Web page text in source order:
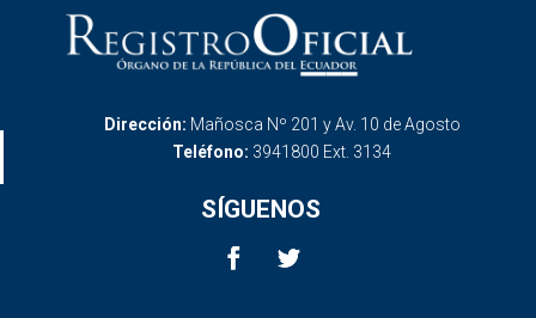
Dirección: Mañosca Nº 201 y Av. 10 de Agosto
Teléfono: 3941800 Ext. 3134
SÍGUENOS